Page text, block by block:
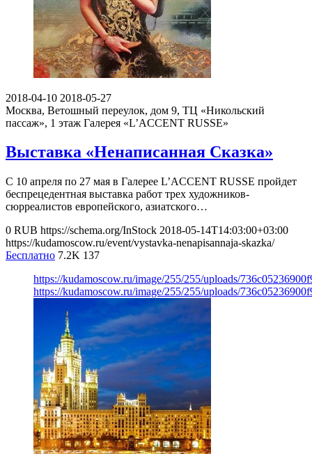
2018-04-10 2018-05-27
Москва, Ветошный переулок, дом 9, ТЦ «Никольский
пассаж», 1 этаж Галерея «L’ACCENT RUSSE»
Выставка «Ненаписанная Сказка»
С 10 апреля по 27 мая в Галерее L’ACCENT RUSSE пройдет
беспрецедентная выставка работ трех художников-
сюрреалистов европейского, азиатского…
0 RUB https://schema.org/InStock 2018-05-14T14:03:00+03:00
https://kudamoscow.ru/event/vystavka-nenapisannaja-skazka/
Бесплатно 7.2K 137
https://kudamoscow.ru/image/255/255/uploads/
https://kudamoscow.ru/image/255/255/uploads/